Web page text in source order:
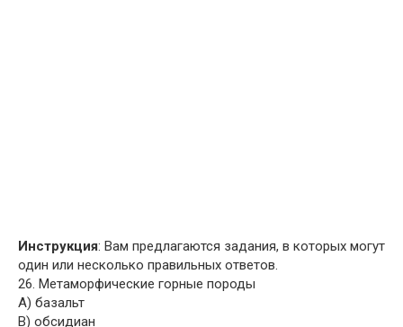
Инструкция: Вам предлагаются задания, в которых могут
один или несколько правильных ответов.
26. Метаморфические горные породы
A) базальт
B) обсидиан